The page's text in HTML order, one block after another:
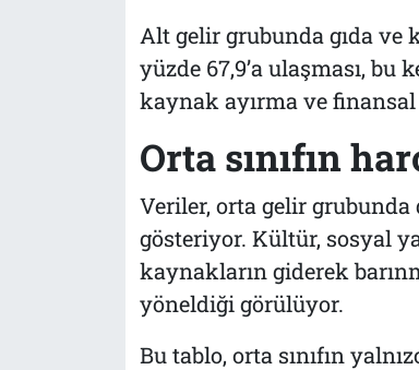
Alt gelir grubunda gıda ve
yüzde 67,9’a ulaşması,
kaynak ayırma ve finansal
Orta sınıfın
Veriler, orta gelir grubunda
gösteriyor. Kültür, sosyal
kaynakların giderek
yöneldiği görülüyor.
Bu tablo, orta sınıfın